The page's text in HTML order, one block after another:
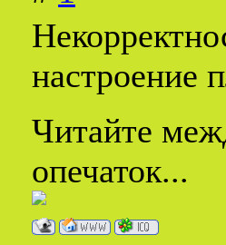
настроение
Читайте
опечаток...